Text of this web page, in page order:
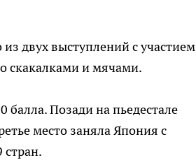
двух выступлений с участием
скакалками и мячами.
Позади на пьедестале
место заняла Япония с
стран.